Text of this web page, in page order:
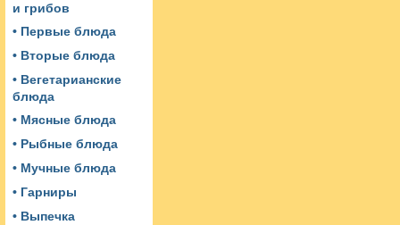
и грибов
• Первые блюда
• Вторые блюда
• Вегетарианские
блюда
• Мясные блюда
• Рыбные блюда
• Мучные блюда
• Гарниры
• Выпечка